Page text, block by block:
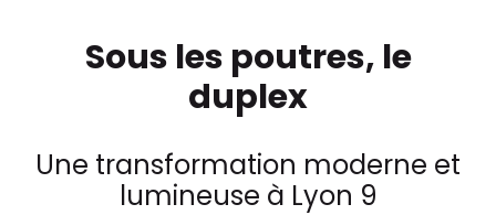
Sous les poutres, le
duplex
Une transformation moderne et
lumineuse à Lyon 9